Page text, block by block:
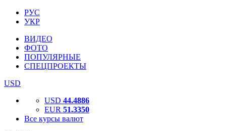
РУС
УКР
ВИДЕО
ФОТО
ПОПУЛЯРНЫЕ
СПЕЦПРОЕКТЫ
USD
USD 44.4886
EUR 51.3350
Все курсы валют